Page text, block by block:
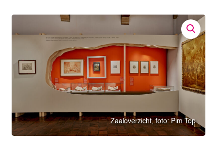
Zaaloverzicht, foto: Pim Top